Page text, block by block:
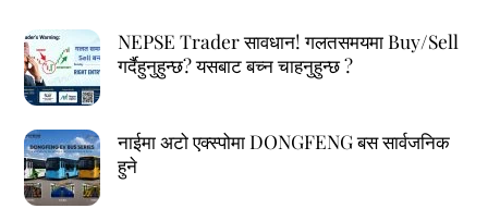
NEPSE Trader सावधान! गलतसमयमा Buy/Sell
गर्दैहुनुहुन्छ? यसबाट बच्न चाहनुहुन्छ ?
नाईमा अटो एक्स्पोमा DONGFENG बस सार्वजनिक
हुने